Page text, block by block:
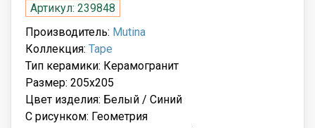
Артикул: 239848
Производитель: Mutina
Коллекция: Tape
Тип керамики: Керамогранит
Размер: 205x205
Цвет изделия: Белый / Синий
С рисунком: Геометрия